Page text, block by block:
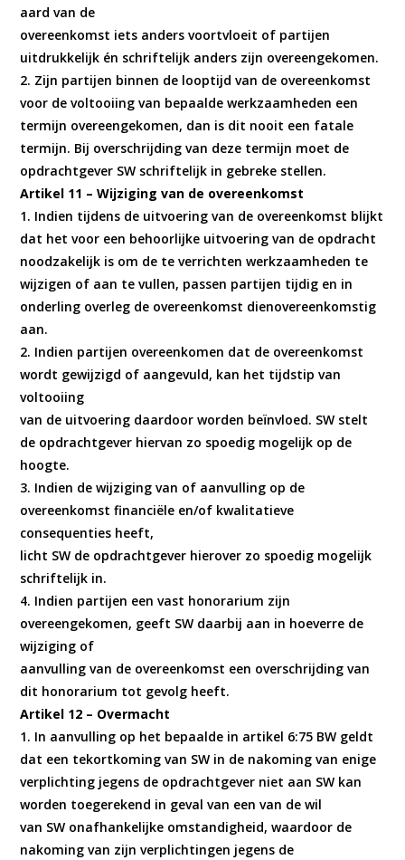
aard van de
overeenkomst iets anders voortvloeit of partijen
uitdrukkelijk én schriftelijk anders zijn overeengekomen.
2. Zijn partijen binnen de looptijd van de overeenkomst
voor de voltooiing van bepaalde werkzaamheden een
termijn overeengekomen, dan is dit nooit een fatale
termijn. Bij overschrijding van deze termijn moet de
opdrachtgever SW schriftelijk in gebreke stellen.
Artikel 11 – Wijziging van de overeenkomst
1. Indien tijdens de uitvoering van de overeenkomst blijkt
dat het voor een behoorlijke uitvoering van de opdracht
noodzakelijk is om de te verrichten werkzaamheden te
wijzigen of aan te vullen, passen partijen tijdig en in
onderling overleg de overeenkomst dienovereenkomstig
aan.
2. Indien partijen overeenkomen dat de overeenkomst
wordt gewijzigd of aangevuld, kan het tijdstip van
voltooiing
van de uitvoering daardoor worden beïnvloed. SW stelt
de opdrachtgever hiervan zo spoedig mogelijk op de
hoogte.
3. Indien de wijziging van of aanvulling op de
overeenkomst financiële en/of kwalitatieve
consequenties heeft,
licht SW de opdrachtgever hierover zo spoedig mogelijk
schriftelijk in.
4. Indien partijen een vast honorarium zijn
overeengekomen, geeft SW daarbij aan in hoeverre de
wijziging of
aanvulling van de overeenkomst een overschrijding van
dit honorarium tot gevolg heeft.
Artikel 12 – Overmacht
1. In aanvulling op het bepaalde in artikel 6:75 BW geldt
dat een tekortkoming van SW in de nakoming van enige
verplichting jegens de opdrachtgever niet aan SW kan
worden toegerekend in geval van een van de wil
van SW onafhankelijke omstandigheid, waardoor de
nakoming van zijn verplichtingen jegens de